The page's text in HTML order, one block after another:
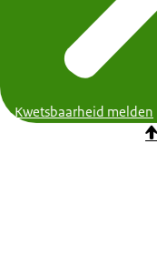
Kwetsbaarheid melden